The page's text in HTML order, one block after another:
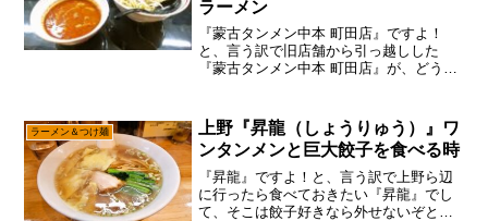
ラーメン
『蒙古タンメン中本 町田店』ですよ！
と、言う訳で旧店舗から引っ越しした
『蒙古タンメン中本 町田店』が、どうや
店舗はまあまあ狭いと言うか、細長い感
じでして、わりと並ぶのも...
ラーメン＆つけ麺
上野『昇龍（しょうりゅう）』ワ
ンタンメンと巨大餃子を食べる時
『昇龍』ですよ！と、言う訳で上野ら辺
に行ったら食べておきたい『昇龍』でし
て、そこは餃子好きなら外せないぞと。